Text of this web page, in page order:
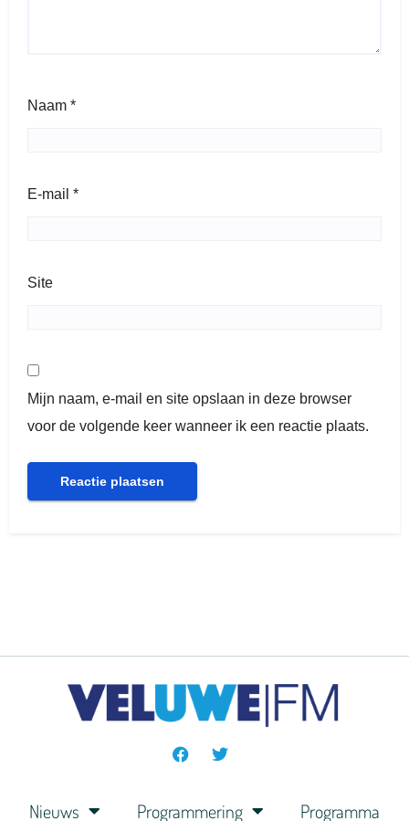
Naam *
E-mail *
Site
Mijn naam, e-mail en site opslaan in deze browser
voor de volgende keer wanneer ik een reactie plaats.
Nieuws Programmering Programma